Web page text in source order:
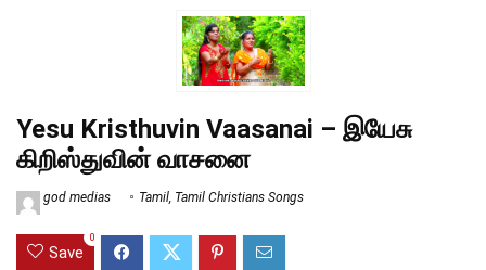
Yesu Kristhuvin Vaasanai – இயேசு
கிறிஸ்துவின் வாசனை
god medias Tamil Tamil Christians Songs
Save
0